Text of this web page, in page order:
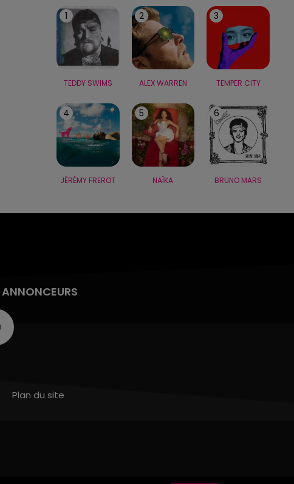
1
TEDDY SWIMS
2
ALEX WARREN
3
TEMPER CITY
4
JÉRÉMY FREROT
5
NAÏKA
6
BRUNO MARS
ANNONCEURS
Plan du site